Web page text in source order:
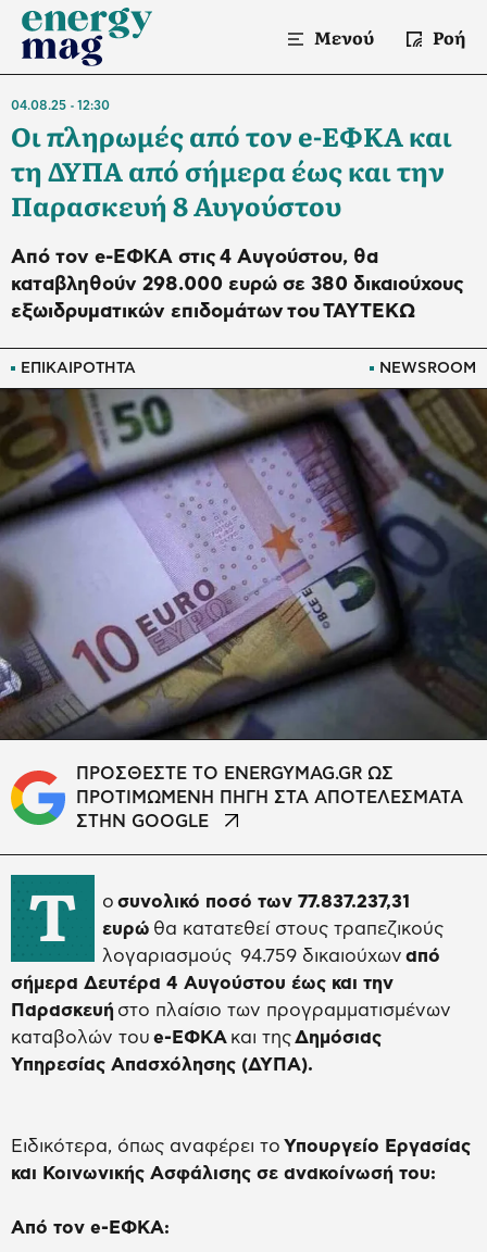
Μενού Ροή
ΕΠΙΚΑΙΡΟΤΗΤΑ NEWSROOM
04.08.25 12:30
Οι πληρωμές από τον e-ΕΦΚΑ και
τη ΔΥΠΑ από σήμερα έως και την
Παρασκευή 8 Αυγούστου
Από τον e-ΕΦΚΑ στις 4 Αυγούστου, θα
καταβληθούν 298.000 ευρώ σε 380 δικαιούχους
εξωιδρυματικών επιδομάτων του ΤΑΥΤΕΚΩ
ΠΡΟΣΘΕΣΤΕ ΤΟ ENERGYMAG.GR ΩΣ
ΠΡΟΤΙΜΩΜΕΝΗ ΠΗΓΗ ΣΤΑ ΑΠΟΤΕΛΕΣΜΑΤΑ
ΣΤΗΝ GOOGLE
Τ ο συνολικό ποσό των 77.837.237,31
ευρώ θα κατατεθεί στους τραπεζικούς
λογαριασμούς 94.759 δικαιούχων από
σήμερα Δευτέρα 4 Αυγούστου έως και την
Παρασκευή στο πλαίσιο των προγραμματισμένων
καταβολών του e-ΕΦΚΑ και τηςΔημόσιας
Υπηρεσίας Απασχόλησης (ΔΥΠΑ).
Ειδικότερα, όπως αναφέρει το Υπουργείο Εργασίας
και Κοινωνικής Ασφάλισης σε ανακοίνωσή του:
Από τον e-ΕΦΚΑ: